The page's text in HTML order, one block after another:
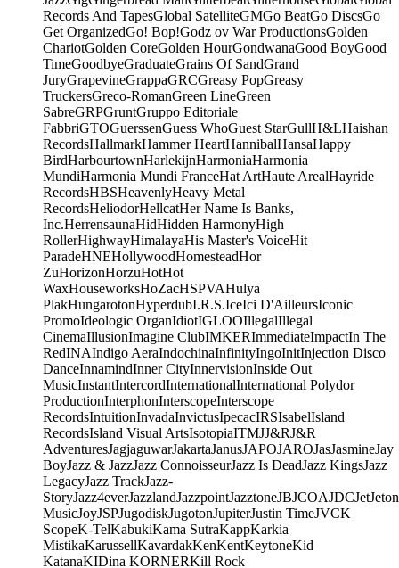
Records And TapesGlobal SatelliteGMGo BeatGo DiscsGo
Get OrganizedGo! Bop!Godz ov War ProductionsGolden
ChariotGolden CoreGolden HourGondwanaGood BoyGood
TimeGoodbyeGraduateGrains Of SandGrand
JuryGrapevineGrappaGRCGreasy PopGreasy
TruckersGreco-RomanGreen LineGreen
SabreGRPGruntGruppo Editoriale
FabbriGTOGuerssenGuess WhoGuest StarGullH&LHaishan
RecordsHallmarkHammer HeartHannibalHansaHappy
BirdHarbourtownHarlekijnHarmoniaHarmonia
MundiHarmonia Mundi FranceHat ArtHaute ArealHayride
RecordsHBSHeavenlyHeavy Metal
RecordsHeliodorHellcatHer Name Is Banks,
Inc.HerrensaunaHidHidden HarmonyHigh
RollerHighwayHimalayaHis Master's VoiceHit
ParadeHNEHollywoodHomesteadHor
ZuHorizonHorzuHotHot
WaxHouseworksHoZacHSPVAHulya
PlakHungarotonHyperdubI.R.S.IceIci D'AilleursIconic
PromoIdeologic OrganIdiotIGLOOIllegalIllegal
CinemaIllusionImagine ClubIMKERImmediateImpactIn The
RedINAIndigo AeraIndochinaInfinityIngoInitInjection Disco
DanceInnamindInner CityInnervisionInside Out
MusicInstantIntercordInternationalInternational Polydor
ProductionInterphonInterscopeInterscope
RecordsIntuitionInvadaInvictusIpecacIRSIsabelIsland
RecordsIsland Visual ArtsIsotopiaITMJJ&RJ&R
AdventuresJagjaguwarJakartaJanusJAPOJAROJasJasmineJay
BoyJazz & JazzJazz ConnoisseurJazz Is DeadJazz KingsJazz
LegacyJazz TrackJazz-
StoryJazz4everJazzlandJazzpointJazztoneJBJCOAJDCJetJeton
MusicJoyJSPJugodiskJugotonJupiterJustin TimeJVCK
ScopeK-TelKabukiKama SutraKappKarkia
MistikaKarussellKavardakKenKentKeytoneKid
KatanaKIDina KORNERKill Rock